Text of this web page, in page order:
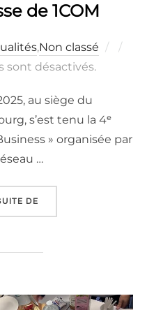
de 1COM
,Non classé
Publié
sont désactivés.
au siège du
s’est tenu la 4ᵉ
» organisée par
…
DE« « STUDENT TO